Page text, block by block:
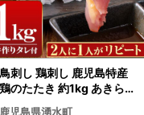
鳥刺し 鶏刺し 鹿児島特産
鶏のたたき 約1kg あきらの
店 _A02
鹿児島県湧水町